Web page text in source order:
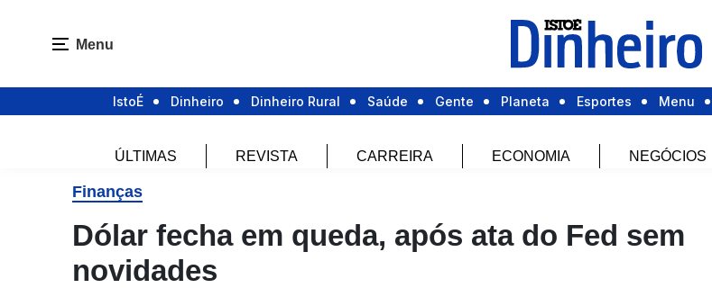
Menu
IstoÉ Dinheiro Dinheiro Rural Saúde Gente Planeta Esportes Menu
ÚLTIMAS REVISTA CARREIRA ECONOMIA NEGÓCIOS
Finanças
Dólar fecha em queda, após ata do Fed sem
novidades